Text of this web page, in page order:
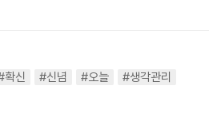
확신 #신념 #오늘
#생각관리